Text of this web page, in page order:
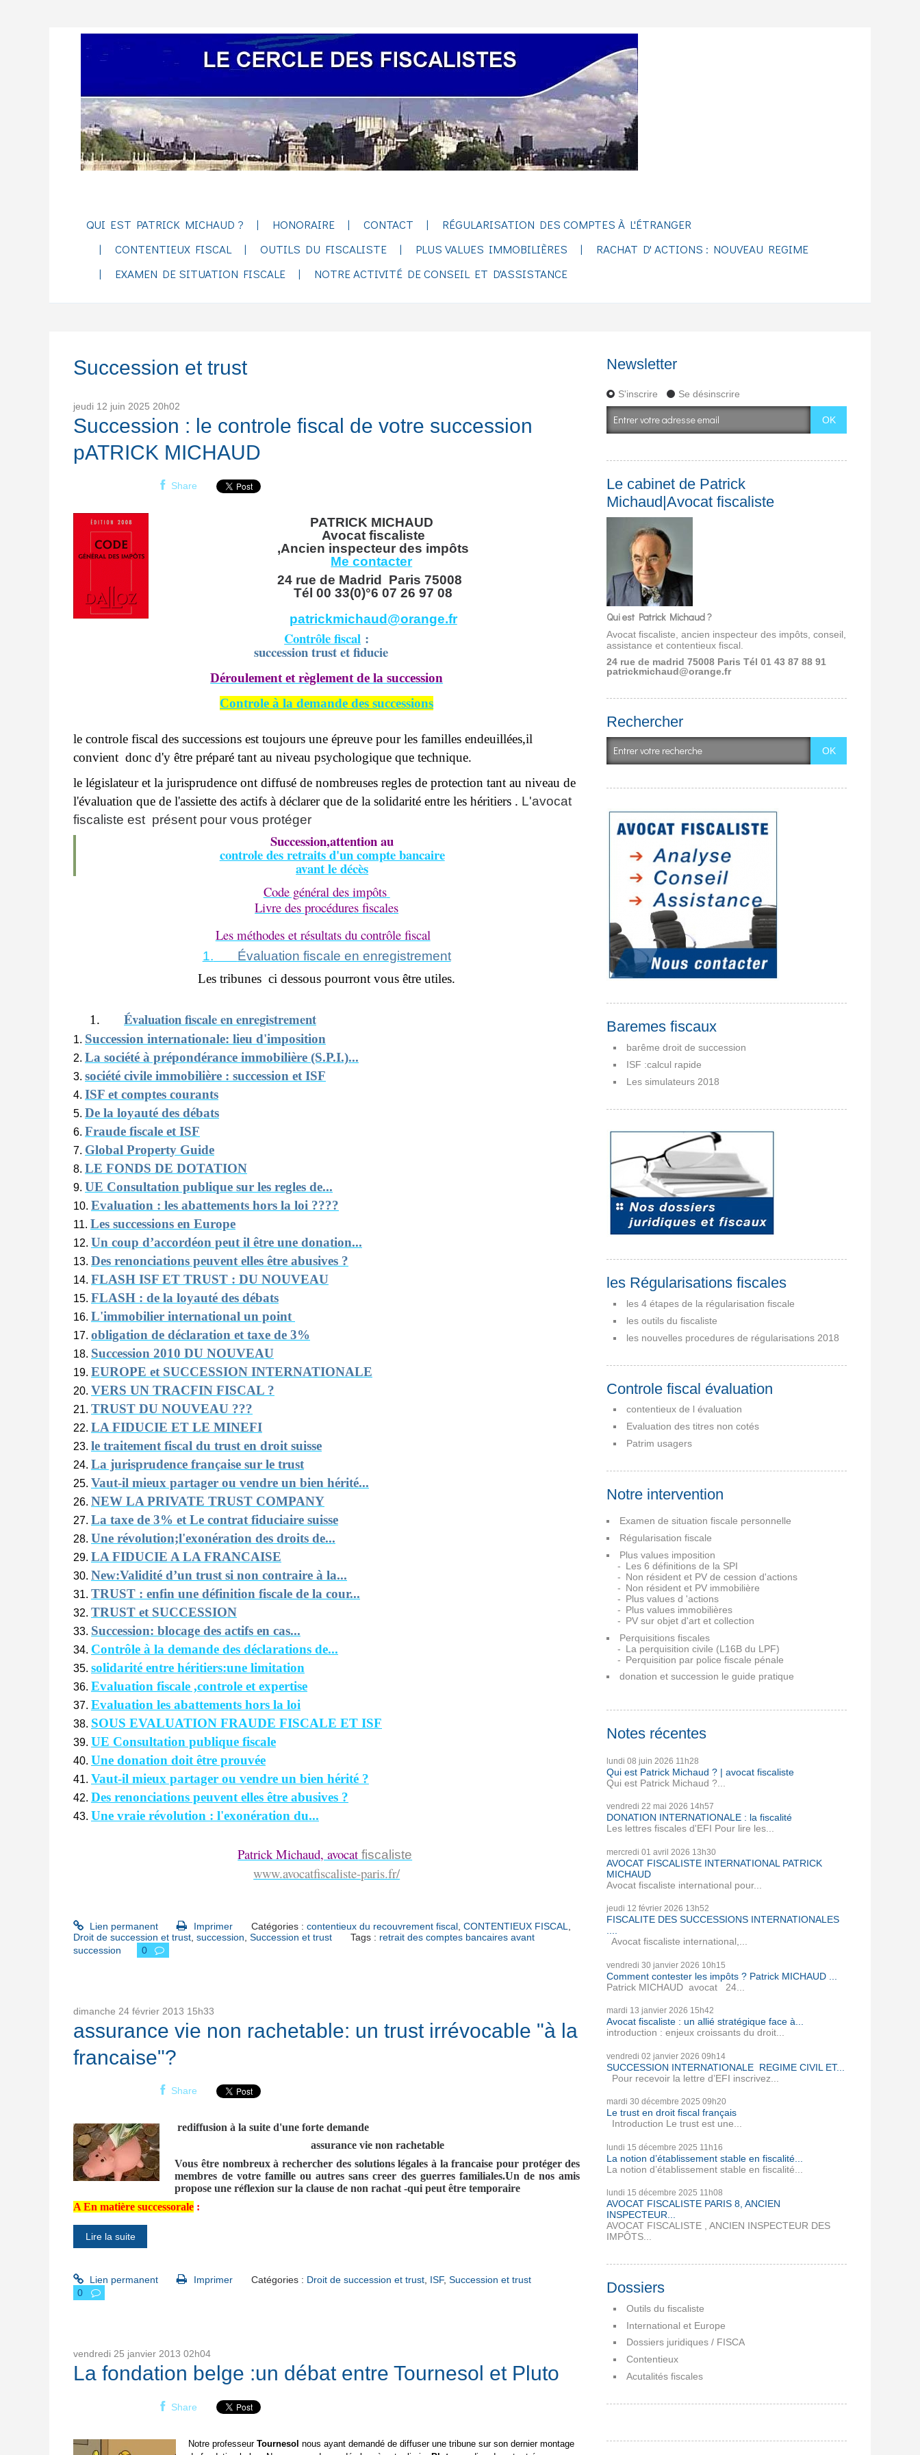
QUI EST PATRICK MICHAUD ? HONORAIRE CONTACT
RÉGULARISATION DES COMPTES À L'ÉTRANGER
CONTENTIEUX FISCAL
OUTILS DU FISCALISTE PLUS VALUES IMMOBILIÈRES
RACHAT D' ACTIONS : NOUVEAU REGIME
EXAMEN DE SITUATION FISCALE
NOTRE ACTIVITÉ DE CONSEIL ET D'ASSISTANCE
Succession et trust
jeudi 12 juin 2025 20h02
Succession : le controle fiscal de votre succession
pATRICK MICHAUD
Share
PATRICK MICHAUD
Avocat fiscaliste
,Ancien inspecteur des impôts
Me contacter
24 rue de Madrid Paris 75008
Tél 00 33(0)°6 07 26 97 08
patrickmichaud@orange.fr
Contrôle fiscal :
succession trust et fiducie
Déroulement et règlement de la succession
Controle à la demande des successions
le controle fiscal des successions est toujours une épreuve pour les familles endeuillées,il
convient donc d'y être préparé tant au niveau psychologique que technique.
le législateur et la jurisprudence ont diffusé de nombreuses regles de protection tant au niveau de
l'évaluation que de l'assiette des actifs à déclarer que de la solidarité entre les héritiers . L'avocat
fiscaliste est présent pour vous protéger
Succession,attention au
controle des retraits d'un compte bancaire
avant le décès
Code général des impôts
Livre des procédures fiscales
Les méthodes et résultats du contrôle fiscal
1.
Évaluation fiscale en enregistrement
Les tribunes ci dessous pourront vous être utiles.
1. Évaluation fiscale en enregistrement
Succession internationale: lieu d'imposition
La société à prépondérance immobilière (S.P.I.)...
société civile immobilière : succession et ISF
ISF et comptes courants
De la loyauté des débats
Fraude fiscale et ISF
Global Property Guide
LE FONDS DE DOTATION
UE Consultation publique sur les regles de...
Evaluation : les abattements hors la loi ????
Les successions en Europe
Un coup d’accordéon peut il être une donation...
Des renonciations peuvent elles être abusives ?
FLASH ISF ET TRUST : DU NOUVEAU
FLASH : de la loyauté des débats
L'immobilier international un point
obligation de déclaration et taxe de 3%
Succession 2010 DU NOUVEAU
EUROPE et SUCCESSION INTERNATIONALE
VERS UN TRACFIN FISCAL ?
TRUST DU NOUVEAU ???
LA FIDUCIE ET LE MINEFI
le traitement fiscal du trust en droit suisse
La jurisprudence française sur le trust
Vaut-il mieux partager ou vendre un bien hérité...
NEW LA PRIVATE TRUST COMPANY
La taxe de 3% et Le contrat fiduciaire suisse
Une révolution;l'exonération des droits de...
LA FIDUCIE A LA FRANCAISE
New:Validité d’un trust si non contraire à la...
TRUST : enfin une définition fiscale de la cour...
TRUST et SUCCESSION
Succession: blocage des actifs en cas...
Contrôle à la demande des déclarations de...
solidarité entre héritiers:une limitation
Evaluation fiscale ,controle et expertise
Evaluation les abattements hors la loi
SOUS EVALUATION FRAUDE FISCALE ET ISF
UE Consultation publique fiscale
Une donation doit être prouvée
Vaut-il mieux partager ou vendre un bien hérité ?
Des renonciations peuvent elles être abusives ?
Une vraie révolution : l'exonération du...
Patrick Michaud, avocat fiscaliste
www.avocatfiscaliste-paris.fr/
Lien permanent Imprimer Catégories : contentieux du recouvrement fiscal, CONTENTIEUX FISCAL
Droit de succession et trust succession Succession et trust Tags : retrait des comptes bancaires avant
succession
0
dimanche 24 février 2013 15h33
assurance vie non rachetable: un trust irrévocable "à la
francaise"?
Share
rediffusion à la suite d'une forte demande
assurance vie non rachetable
Vous être nombreux à rechercher des solutions légales à la francaise pour protéger des
membres de votre famille ou autres sans creer des guerres familiales.Un de nos amis
propose une réflexion sur la clause de non rachat -qui peut être temporaire
A En matière successorale :
Lire la suite
Lien permanent Imprimer Catégories : Droit de succession et trust, ISF, Succession et trust
0
vendredi 25 janvier 2013 02h04
La fondation belge :un débat entre Tournesol et Pluto
Share
Notre professeurTournesol nous ayant demandé de diffuser une tribune sur son dernier montage
Newsletter
S'inscrire Se désinscrire
Le cabinet de Patrick
Michaud|Avocat fiscaliste
Qui est Patrick Michaud ?
Avocat fiscaliste, ancien inspecteur des impôts, conseil,
assistance et contentieux fiscal.
24 rue de madrid 75008 ParisTél 01 43 87 88 91
patrickmichaud@orange.fr
Rechercher
Baremes fiscaux
barême droit de succession
ISF :calcul rapide
Les simulateurs 2018
les Régularisations fiscales
les 4 étapes de la régularisation fiscale
les outils du fiscaliste
les nouvelles procedures de régularisations 2018
Controle fiscal évaluation
contentieux de l évaluation
Evaluation des titres non cotés
Patrim usagers
Notre intervention
Examen de situation fiscale personnelle
Régularisation fiscale
Plus values imposition
Les 6 définitions de la SPI
Non résident et PV de cession d'actions
Non résident et PV immobilière
Plus values d 'actions
Plus values immobilières
PV sur objet d'art et collection
Perquisitions fiscales
La perquisition civile (L16B du LPF)
Perquisition par police fiscale pénale
donation et succession le guide pratique
Notes récentes
lundi 08 juin 2026 11h28
Qui est Patrick Michaud ? | avocat fiscaliste
Qui est Patrick Michaud ?...
vendredi 22 mai 2026 14h57
DONATION INTERNATIONALE : la fiscalité
Les lettres fiscales d'EFI Pour lire les...
mercredi 01 avril 2026 13h30
AVOCAT FISCALISTE INTERNATIONAL PATRICK
MICHAUD
Avocat fiscaliste international pour...
jeudi 12 février 2026 13h52
FISCALITE DES SUCCESSIONS INTERNATIONALES
Avocat fiscaliste international,...
vendredi 30 janvier 2026 10h15
Comment contester les impôts ? Patrick MICHAUD ...
Patrick MICHAUD avocat 24...
mardi 13 janvier 2026 15h42
Avocat fiscaliste : un allié stratégique face à...
introduction : enjeux croissants du droit...
vendredi 02 janvier 2026 09h14
SUCCESSION INTERNATIONALE REGIME CIVIL ET...
Pour recevoir la lettre d’EFI inscrivez...
mardi 30 décembre 2025 09h20
Le trust en droit fiscal français
Introduction Le trust est une...
lundi 15 décembre 2025 11h16
La notion d’établissement stable en fiscalité...
La notion d’établissement stable en fiscalité...
lundi 15 décembre 2025 11h08
AVOCAT FISCALISTE PARIS 8, ANCIEN
INSPECTEUR...
AVOCAT FISCALISTE , ANCIEN INSPECTEUR DES
IMPÔTS...
Dossiers
Outils du fiscaliste
International et Europe
Dossiers juridiques / FISCA
Contentieux
Acutalités fiscales